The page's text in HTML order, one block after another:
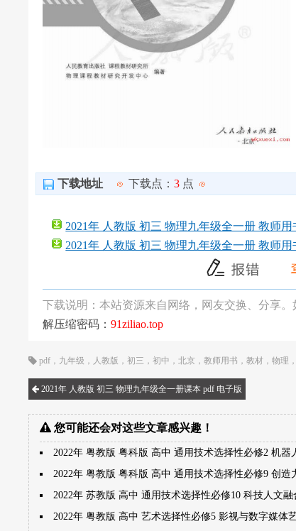
下载地址 下载点：3 点
2021年 人教版 初三 物理九年级全一册 教师
2021年 人教版 初三 物理九年级全一册 教师
下载说明：本站资源来自网络，网友交换、分享。
解压缩密码：91ziliao.top
pdf ， 九年级 ， 人教版 ，初三 ，初中 ，北京 ，教师用书 ，教材 ，物理 ，
2021年 人教版 初三 物理九年级全一册课本 pdf 电子版
您可能还会对这些文章感兴趣！
2022年 粤教版 粤科版 高中 通用技术选择性必修2 机器
2022年 粤教版 粤科版 高中 通用技术选择性必修9 创造
2022年 苏教版 高中 通用技术选择性必修10 科技人文融
2022年 粤教版 高中 艺术选择性必修5 影视与数字媒体